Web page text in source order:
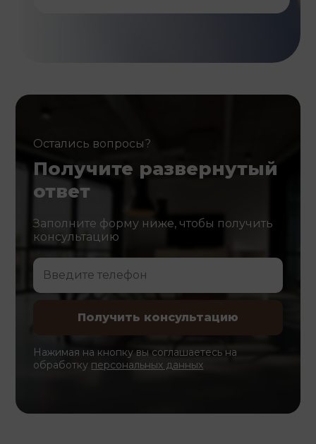
Остались вопросы?
Получите развернутый
ответ
Заполните форму ниже, чтобы получить
консультацию
Нажимая на кнопку вы соглашаетесь на
обработку персональных данных